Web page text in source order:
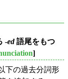
-ed語尾をもつ
]
下の過去分詞形